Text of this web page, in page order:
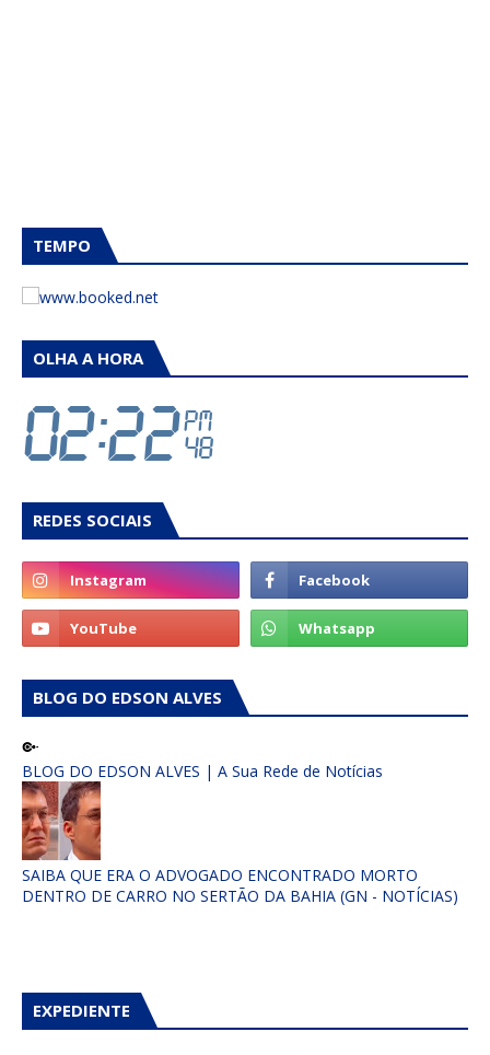
TEMPO
OLHA A HORA
REDES SOCIAIS
BLOG DO EDSON ALVES
BLOG DO EDSON ALVES | A Sua Rede de Notícias
SAIBA QUE ERA O ADVOGADO ENCONTRADO MORTO
DENTRO DE CARRO NO SERTÃO DA BAHIA (GN - NOTÍCIAS)
EXPEDIENTE